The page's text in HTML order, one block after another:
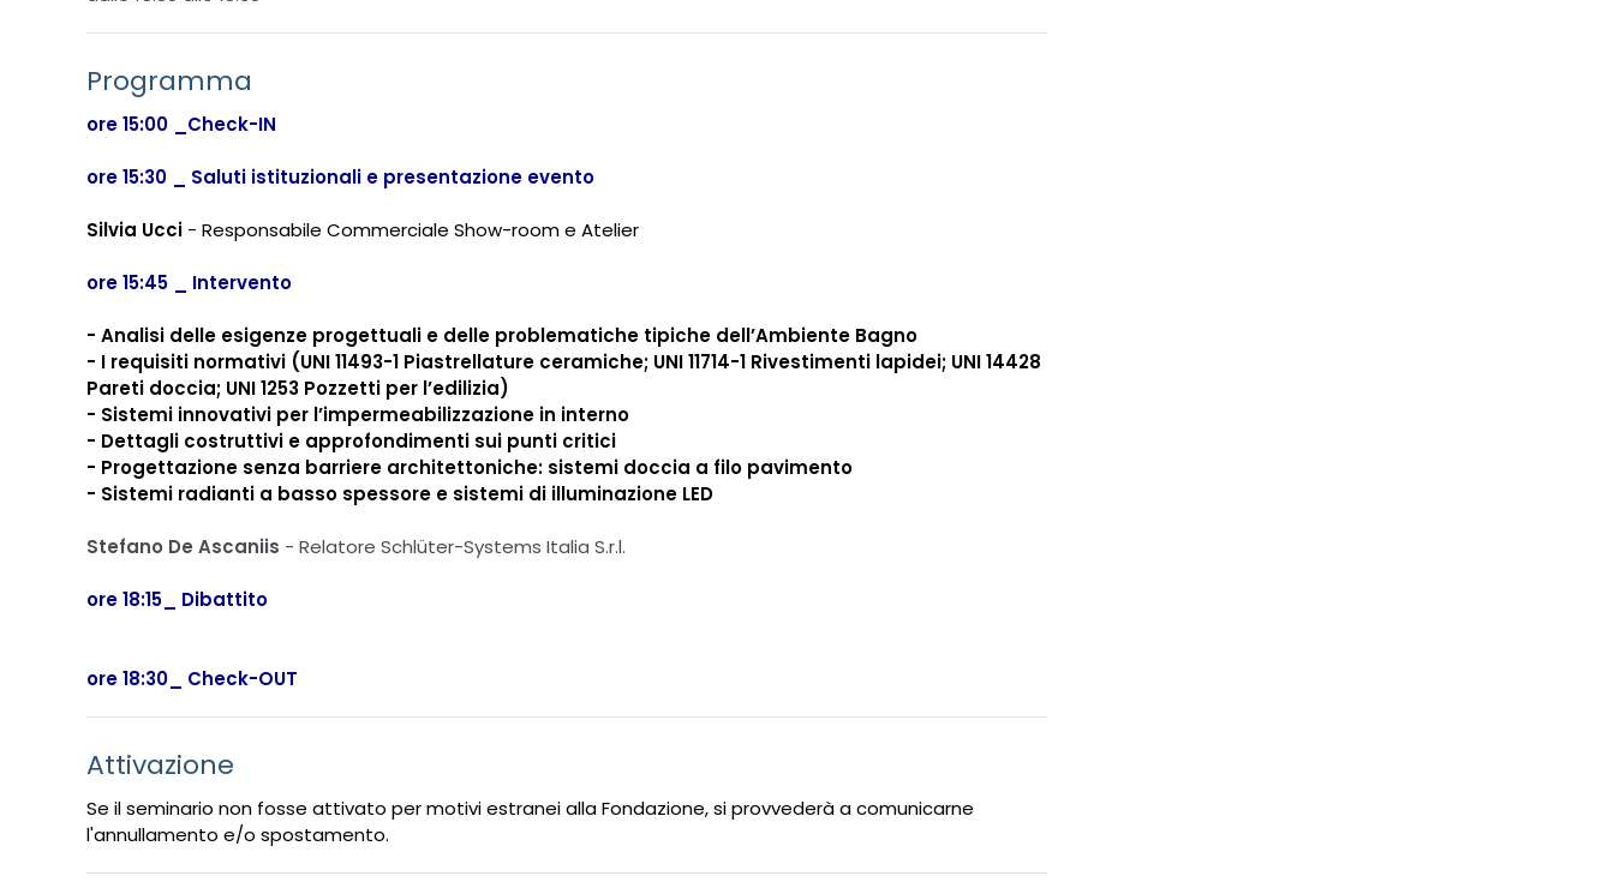
Programma
ore 15:00 _Check-IN
ore 15:30 _ Saluti istituzionali e presentazione evento
Silvia Ucci - Responsabile Commerciale Show-room e Atelier
ore 15:45 _ Intervento
- Analisi delle esigenze progettuali e delle problematiche tipiche dell’Ambiente Bagno
- I requisiti normativi (UNI 11493-1 Piastrellature ceramiche; UNI 11714-1 Rivestimenti lapidei; UNI 14428
Pareti doccia; UNI 1253 Pozzetti per l’edilizia)
- Sistemi innovativi per l’impermeabilizzazione in interno
- Dettagli costruttivi e approfondimenti sui punti critici
- Progettazione senza barriere architettoniche: sistemi doccia a filo pavimento
- Sistemi radianti a basso spessore e sistemi di illuminazione LED
Stefano De Ascaniis - Relatore Schlüter-Systems Italia S.r.l.
ore 18:15_ Dibattito
ore 18:30_ Check-OUT
Attivazione
Se il seminario non fosse attivato per motivi estranei alla Fondazione, si provvederà a comunicarne
l'annullamento e/o spostamento.